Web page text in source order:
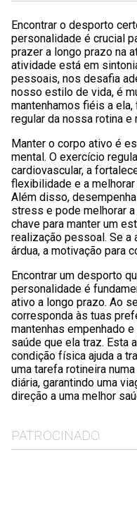
Encontrar o desporto
personalidade é crucial
prazer a longo prazo na
atividade está em
pessoais, nos desafia
nosso estilo de vida, é
mantenhamos fiéis a
regular da nossa rotina
Manter o corpo ativo é
mental. O exercício
cardiovascular, a
flexibilidade e a
Além disso,
stress e pode melhorar
chave para manter um
realização pessoal. Se a
árdua, a motivação para
Encontrar um desporto
personalidade é
ativo a longo prazo. Ao
corresponda às tuas
mantenhas empenhado
saúde que ela traz. Esta
condição física ajuda a
uma tarefa rotineira
diária, garantindo uma
direção a uma melhor
PATROCINADO